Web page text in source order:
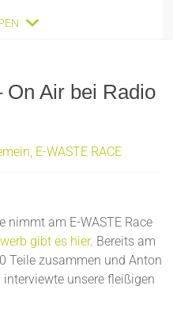
On Air bei Radio
, E-WASTE RACE
nimmt am E-WASTE Race
gibt es hier. Bereits am
Teile zusammen und Anton
unsere fleißigen